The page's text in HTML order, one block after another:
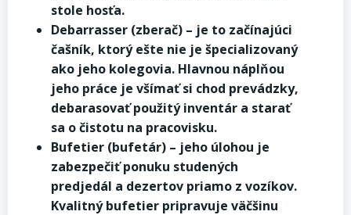
stole hosťa.
Debarrasser (zberač) – je to začínajúci
čašník, ktorý ešte nie je špecializovaný
ako jeho kolegovia. Hlavnou náplňou
jeho práce je všímať si chod prevádzky,
debarasovať použitý inventár a starať
sa o čistotu na pracovisku.
Bufetier (bufetár) – jeho úlohou je
zabezpečiť ponuku studených
predjedál a dezertov priamo z vozíkov.
Kvalitný bufetier pripravuje väčšinu